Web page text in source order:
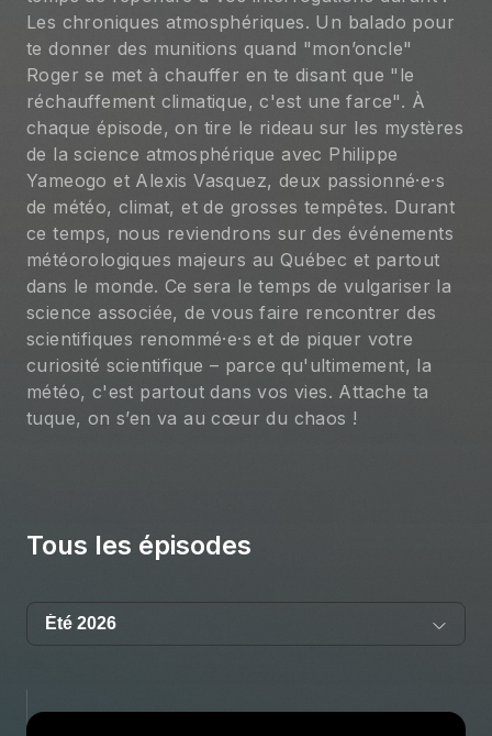
Les chroniques atmosphériques. Un balado pour
te donner des munitions quand "mon’oncle"
Roger se met à chauffer en te disant que "le
réchauffement climatique, c'est une farce". À
chaque épisode, on tire le rideau sur les mystères
de la science atmosphérique avec Philippe
Yameogo et Alexis Vasquez, deux passionné·e·s
de météo, climat, et de grosses tempêtes. Durant
ce temps, nous reviendrons sur des événements
météorologiques majeurs au Québec et partout
dans le monde. Ce sera le temps de vulgariser la
science associée, de vous faire rencontrer des
scientifiques renommé·e·s et de piquer votre
curiosité scientifique – parce qu'ultimement, la
météo, c'est partout dans vos vies. Attache ta
tuque, on s’en va au cœur du chaos !
Tous les épisodes